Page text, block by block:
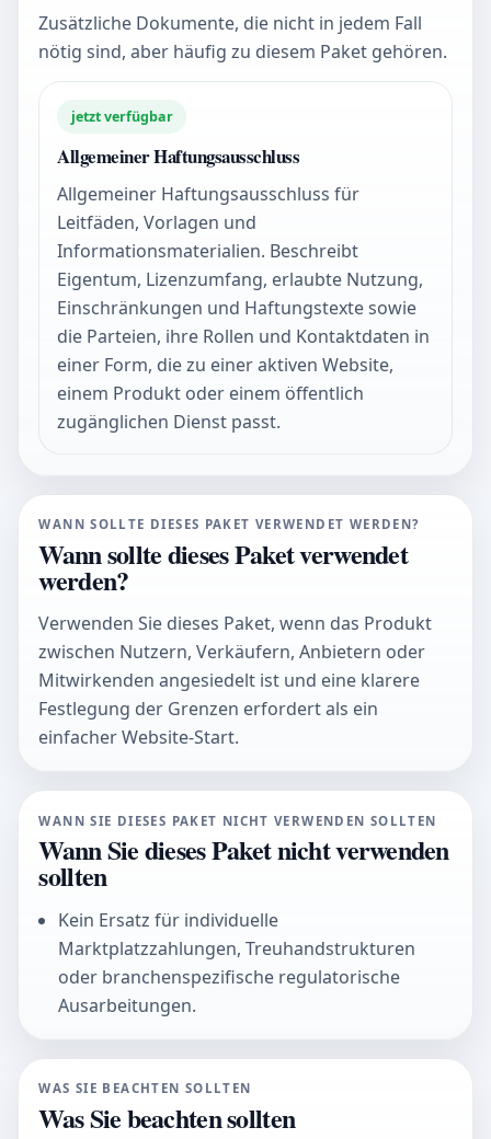
Zusätzliche Dokumente, die nicht in jedem Fall
nötig sind, aber häufig zu diesem Paket gehören.
jetzt verfügbar
Allgemeiner Haftungsausschluss
Allgemeiner Haftungsausschluss für
Leitfäden, Vorlagen und
Informationsmaterialien. Beschreibt
Eigentum, Lizenzumfang, erlaubte Nutzung,
Einschränkungen und Haftungstexte sowie
die Parteien, ihre Rollen und Kontaktdaten in
einer Form, die zu einer aktiven Website,
einem Produkt oder einem öffentlich
zugänglichen Dienst passt.
WANN SOLLTE DIESES PAKET VERWENDET WERDEN?
Wann sollte dieses Paket verwendet
werden?
Verwenden Sie dieses Paket, wenn das Produkt
zwischen Nutzern, Verkäufern, Anbietern oder
Mitwirkenden angesiedelt ist und eine klarere
Festlegung der Grenzen erfordert als ein
einfacher Website-Start.
WANN SIE DIESES PAKET NICHT VERWENDEN SOLLTEN
Wann Sie dieses Paket nicht verwenden
sollten
Kein Ersatz für individuelle
Marktplatzzahlungen, Treuhandstrukturen
oder branchenspezifische regulatorische
Ausarbeitungen.
WAS SIE BEACHTEN SOLLTEN
Was Sie beachten sollten